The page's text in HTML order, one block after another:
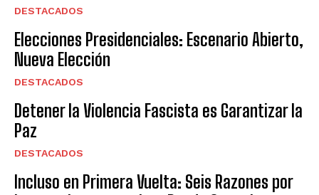
DESTACADOS
Elecciones Presidenciales: Escenario Abierto,
Nueva Elección
DESTACADOS
Detener la Violencia Fascista es Garantizar la
Paz
DESTACADOS
Incluso en Primera Vuelta: Seis Razones por